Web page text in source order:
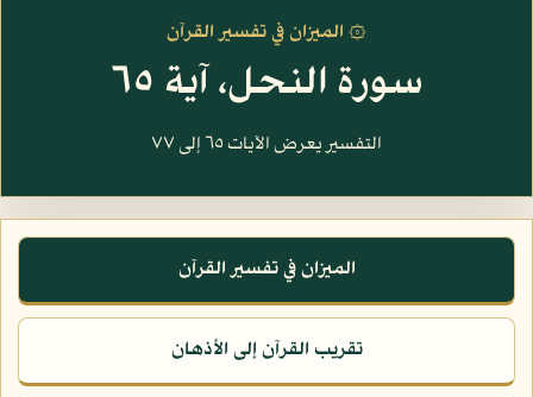
۞ الميزان في تفسير القرآن
سورة النحل، آية ٦٥
التفسير يعرض الآيات ٦٥ إلى ٧٧
الميزان في تفسير القرآن
تقريب القرآن إلى الأذهان